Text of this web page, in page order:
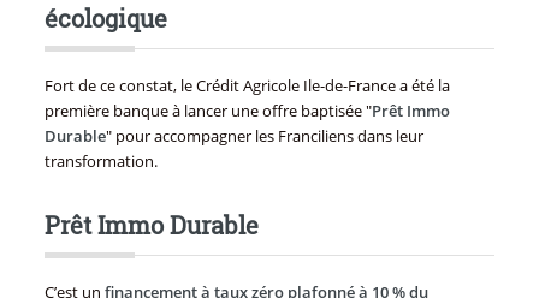
écologique
Fort de ce constat, le Crédit Agricole Ile-de-France a été la
première banque à lancer une offre baptisée "Prêt Immo
Durable" pour accompagner les Franciliens dans leur
transformation.
Prêt Immo Durable
C’est un financement à taux zéro plafonné à 10 % du